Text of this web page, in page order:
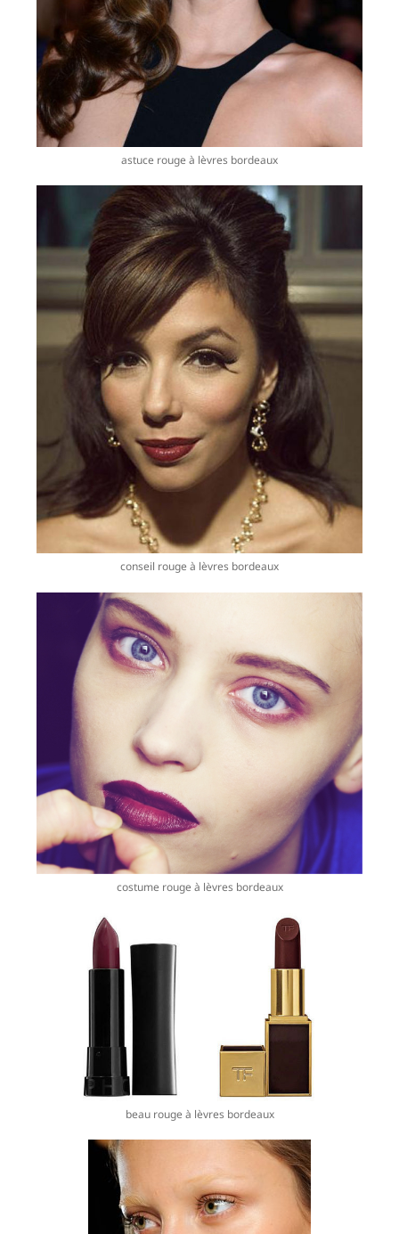
astuce rouge à lèvres bordeaux
conseil rouge à lèvres bordeaux
costume rouge à lèvres bordeaux
beau rouge à lèvres bordeaux